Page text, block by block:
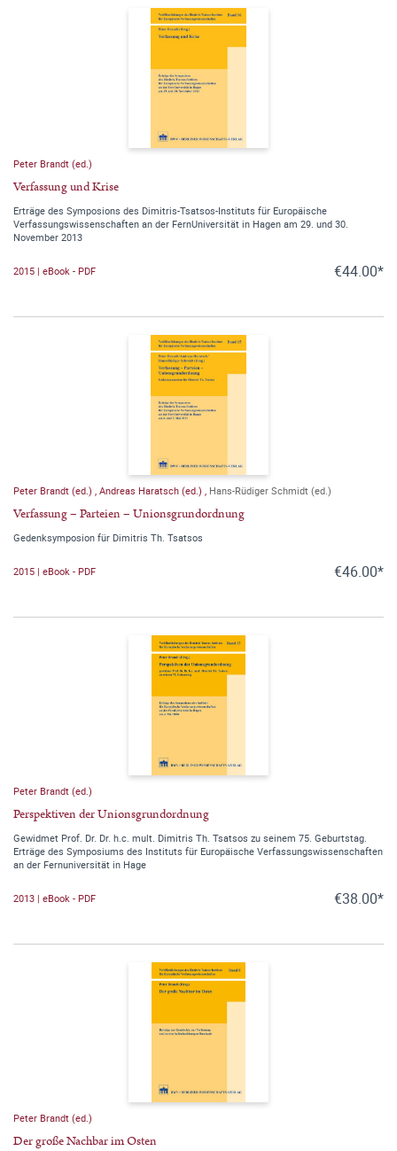
Peter Brandt (ed.)
Verfassung und Krise
Erträge des Symposions des Dimitris-Tsatsos-Instituts für Europäische
Verfassungswissenschaften an der FernUniversität in Hagen am 29. und 30.
November 2013
2015 | eBook - PDF €44.00*
Peter Brandt (ed.) Andreas Haratsch (ed.) Hans-Rüdiger Schmidt (ed.)
Verfassung – Parteien – Unionsgrundordnung
Gedenksymposion für Dimitris Th. Tsatsos
2015 | eBook - PDF €46.00*
Peter Brandt (ed.)
Perspektiven der Unionsgrundordnung
Gewidmet Prof. Dr. Dr. h.c. mult. Dimitris Th. Tsatsos zu seinem 75. Geburtstag.
Erträge des Symposiums des Instituts für Europäische Verfassungswissenschaften
an der Fernuniversität in Hage
2013 | eBook - PDF €38.00*
Peter Brandt (ed.)
Der große Nachbar im Osten